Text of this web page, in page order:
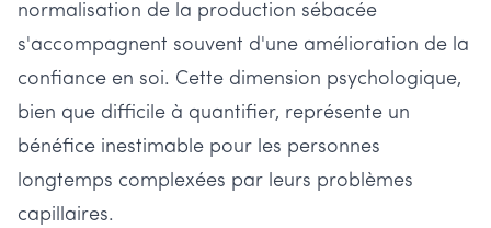
normalisation de la production sébacée
s'accompagnent souvent d'une amélioration de la
confiance en soi. Cette dimension psychologique,
bien que difficile à quantifier, représente un
bénéfice inestimable pour les personnes
longtemps complexées par leurs problèmes
capillaires.